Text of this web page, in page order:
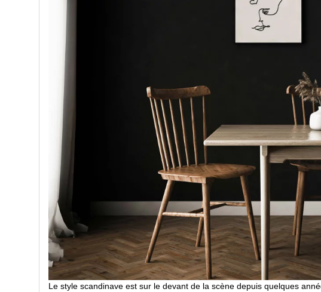
Le style scandinave est sur le devant de la scène depuis quelques